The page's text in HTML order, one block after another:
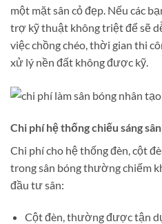
một mặt sân cỏ đẹp. Nếu các
trợ kỹ thuật không triệt để sẽ
việc chồng chéo, thời gian thi
xử lý nền đất không được kỹ.
Chi phí hệ thống chiếu sáng
Chi phí cho hệ thống đèn, cột
trong sân bóng thường chiếm
đầu tư sân:
Cột đèn, thường được tận